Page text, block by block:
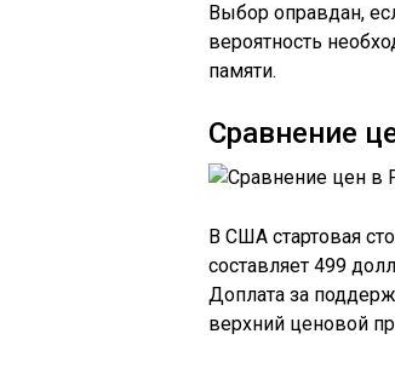
Выбор оправдан,
вероятность
памяти.
Сравнение
В США стартовая
составляет 499
Доплата за
верхний ценовой